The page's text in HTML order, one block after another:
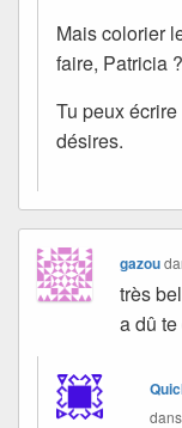
Mais colorier
faire, Patricia ?
Tu peux
désires.
gazou
très
a dû